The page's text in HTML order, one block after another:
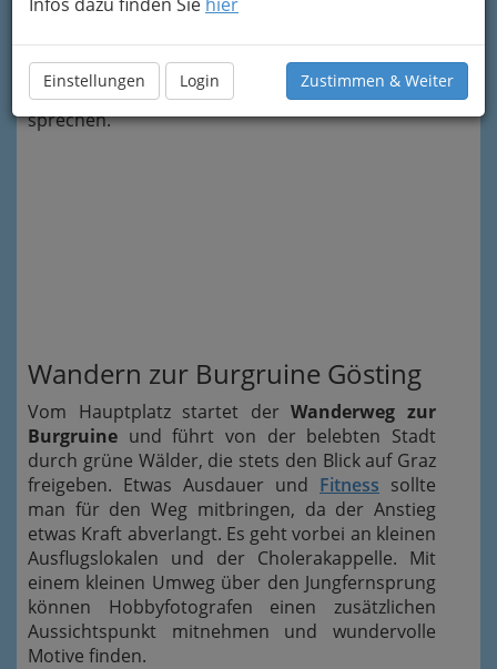
Einstellungen Login Zustimmen & Weiter
Wanderfreunde sind sich uneinig, wo es die
schönsten Strecken durch die Natur gibt. Wir
liefern drei Gründe, die eindeutig für Graz
sprechen.
Wandern zur Burgruine Gösting
Vom Hauptplatz startet derWanderweg zur
Burgruine und führt von der belebten Stadt
durch grüne Wälder, die stets den Blick auf Graz
freigeben. Etwas Ausdauer und Fitness sollte
man für den Weg mitbringen, da der Anstieg
etwas Kraft abverlangt. Es geht vorbei an kleinen
Ausflugslokalen und der Cholerakappelle. Mit
einem kleinen Umweg über den Jungfernsprung
können Hobbyfotografen einen zusätzlichen
Aussichtspunkt mitnehmen und wundervolle
Motive finden.